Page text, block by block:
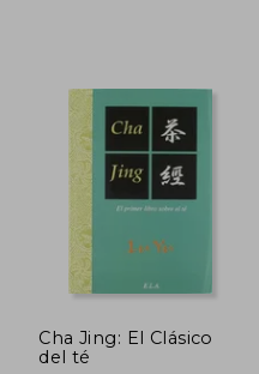
45%
dcto. $ 177.51
Cha Jing: El Clásico
del té